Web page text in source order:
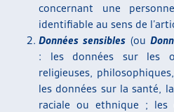
concernant une
identifiable au sens de
Données sensibles (ou
: les données sur les
religieuses,
les données sur la santé,
raciale ou ethnique ; les